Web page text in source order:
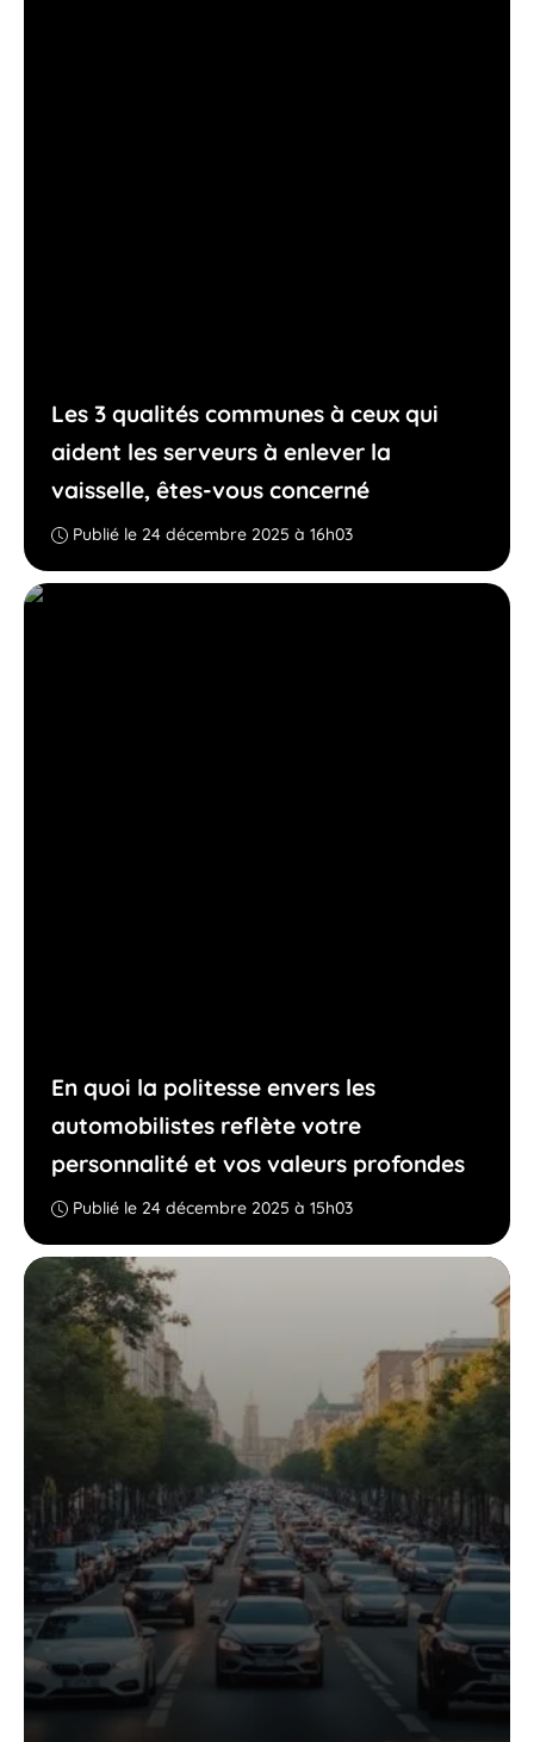
Les 3 qualités communes à ceux qui
aident les serveurs à enlever la
vaisselle, êtes-vous concerné
Publié le 24 décembre 2025 à 16h03
En quoi la politesse envers les
automobilistes reflète votre
personnalité et vos valeurs profondes
Publié le 24 décembre 2025 à 15h03